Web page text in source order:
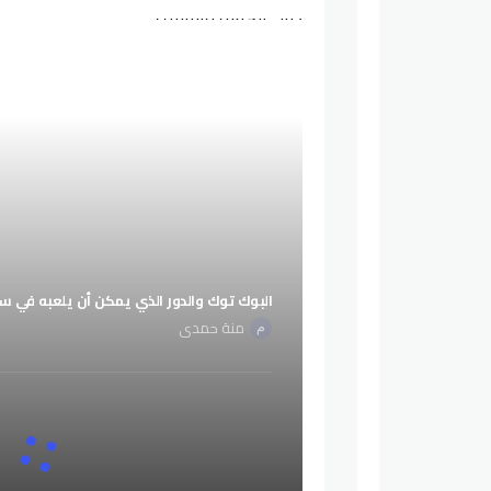
دليل الكتابة والتأليف
البوك توك والدور الذي يمكن أن يلعبه
منة حمدي